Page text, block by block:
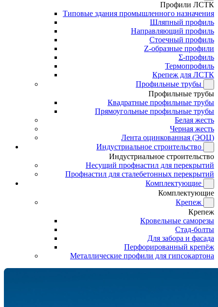
Профили ЛСТК
Типовые здания промышленного назначения
Шляпный профиль
Направляющий профиль
Стоечный профиль
Z-образные профили
Σ-профиль
Термопрофиль
Крепеж для ЛСТК
Профильные трубы
Профильные трубы
Квадратные профильные трубы
Прямоугольные профильные трубы
Белая жесть
Черная жесть
Лента оцинкованная (ЭОЦ)
Индустриальное строительство
Индустриальное строительство
Несущий профнастил для перекрытий
Профнастил для сталебетонных перекрытий
Комплектующие
Комплектующие
Крепеж
Крепеж
Кровельные саморезы
Стад-болты
Для забора и фасада
Перфорированный крепёж
Металлические профили для гипсокартона